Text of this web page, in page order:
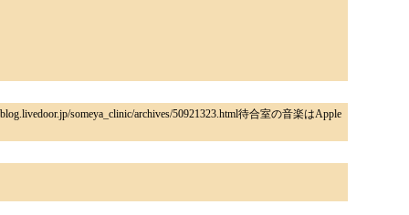
someya_clinic/archives/50921323.html待合室の音楽はApple